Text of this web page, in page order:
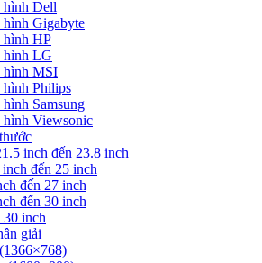
hình Dell
hình Gigabyte
hình HP
hình LG
hình MSI
hình Philips
Samsung
hình Viewsonic
inch đến 23.8 inch
inch đến 25 inch
đến 27 inch
đến 30 inch
30 inch
giải